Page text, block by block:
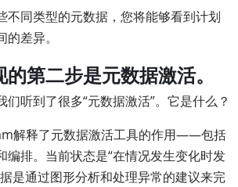
不同类型的元数据，您将能够看到计划
差异。
第二步是元数据激活。
听到了很多“元数据激活”。它是什么？
解释了元数据激活工具的作用——包括
编排。当前状态是“在情况发生变化时发
是通过图形分析和处理异常的建议来完